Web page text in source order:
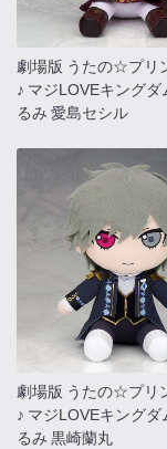
劇場版 うたの☆プリ
♪ マジLOVEキングダ
るみ 愛島セシル
劇場版 うたの☆プリ
♪ マジLOVEキングダ
るみ 黒崎蘭丸